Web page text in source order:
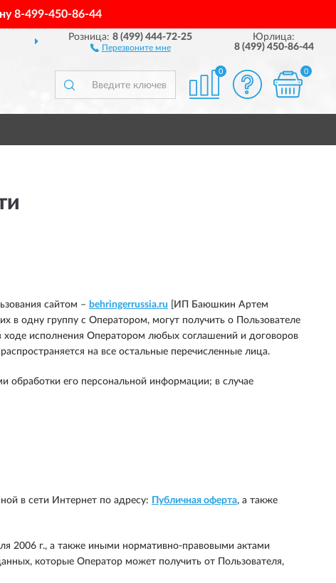
8-499-450-86-44
ДОСТАВИМ ПО ВСЕЙ РОССИИ
Розница:8 (499) 444-72-25
Перезвоните мне
Юрлица:
8 (499) 450-86-44
0 0
сайтом – behringerrussia.ru [ИП Баюшкин Артем
в одну группу с Оператором, могут получить о Пользователе
ходе исполнения Оператором любых соглашений и договоров
на все остальные перечисленные лица.
обработки его персональной информации; в случае
в сети Интернет по адресу: Публичная оферта, а также
2006 г., а также иными нормативно-правовыми актами
которые Оператор может получить от Пользователя,